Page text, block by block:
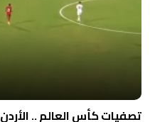
تصفيات كأس العالم .. الأردن 3 - 0 عُمان (تحديث مستمر)